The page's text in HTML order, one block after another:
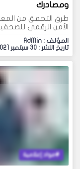
ومصادرك
طرق التحقق من
الأمن الرقمي
المؤلف : AdMin
تاريخ النشر : 30 سبتمبر 2021
مواد إعلامية